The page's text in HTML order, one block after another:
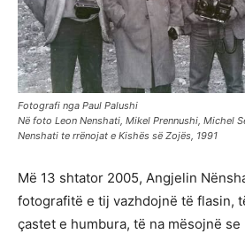
Fotografi nga Paul Palushi
Në foto Leon Nenshati, Mikel Prennushi, Michel
Nenshati te rrënojat e Kishës së Zojës, 1991
Më 13 shtator 2005, Angjelin
fotografitë e tij vazhdojnë të flasin,
çastet e humbura, të na mësojnë